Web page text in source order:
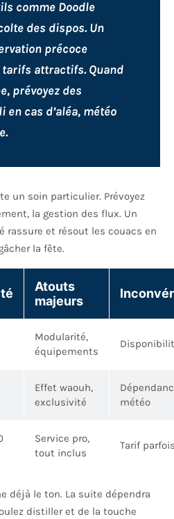
comme Doodle
des dispos. Un
précoce
attractifs. Quand
prévoyez des
cas d’aléa, météo
un soin particulier. Prévoyez
la gestion des flux. Un
rassure et résout les couacs en
la fête.
Atouts
majeurs
Modularité,
équipements
Effet waouh,
exclusivité
météo
Service pro,
tout inclus
Tarif
déjà le ton. La suite dépendra
distiller et de la touche